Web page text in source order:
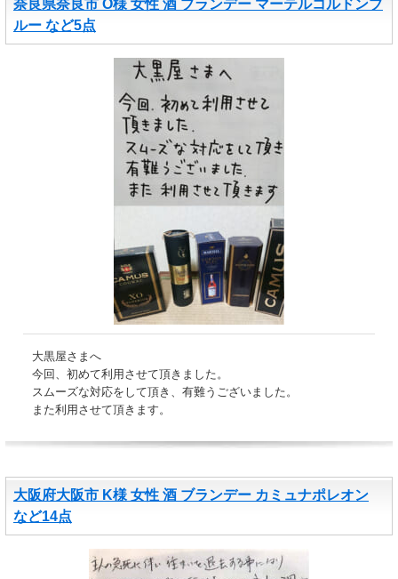
奈良県奈良市 O様 女性 酒 ブランデー マーテルコルドンブ
ルー など5点
大黒屋さまへ
今回、初めて利用させて頂きました。
スムーズな対応をして頂き、有難うございました。
また利用させて頂きます。
大阪府大阪市 K様 女性 酒 ブランデー カミュナポレオン
など14点